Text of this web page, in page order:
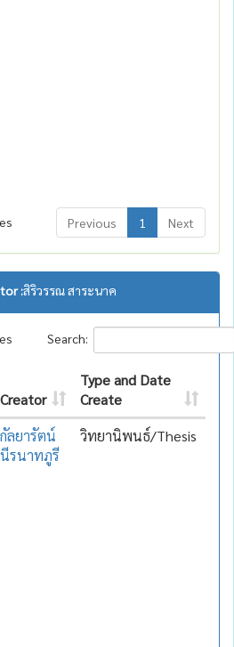
Previous 1 Next
:สิริวรรณ สาระนาค
Search:
Creator
Type and Date
Create
กัลยารัตน์
นีรนาทภูรี
วิทยานิพนธ์/Thesis